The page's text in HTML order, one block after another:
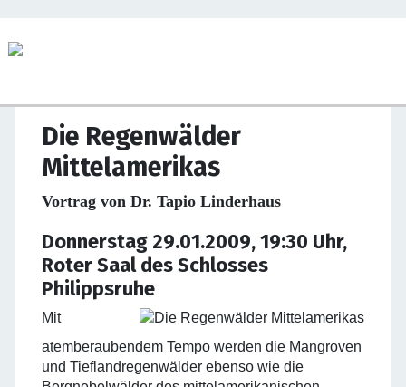
Die Regenwälder
Mittelamerikas
Vortrag von Dr. Tapio Linderhaus
Donnerstag 29.01.2009, 19:30 Uhr,
Roter Saal des Schlosses
Philippsruhe
Mit
atemberaubendem Tempo werden die Mangroven
und Tieflandregenwälder ebenso wie die